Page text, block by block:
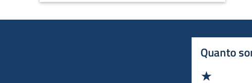
nutrienti (azoto e fosforo) trasformandoli in
fertilizzanti sostenibili ad alta efficienza. Il
con la produzione di fertilizzanti, contribuendoQuanto